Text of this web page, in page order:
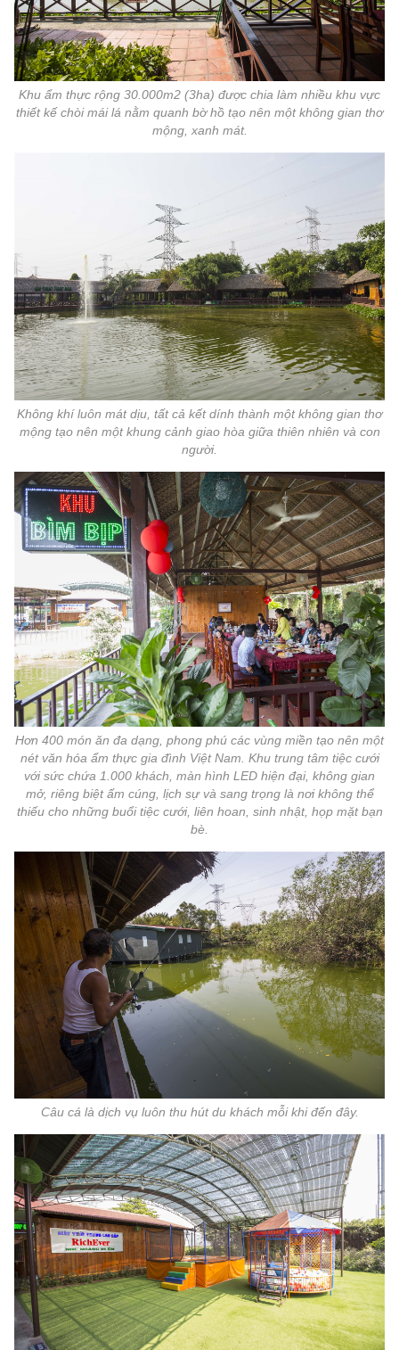
Khu ẩm thực rộng 30.000m2 (3ha) được chia làm nhiều khu vực
thiết kế chòi mái lá nằm quanh bờ hồ tạo nên một không gian thơ
mộng, xanh mát.
Không khí luôn mát dịu, tất cả kết dính thành một không gian thơ
mộng tạo nên một khung cảnh giao hòa giữa thiên nhiên và con
người.
Hơn 400 món ăn đa dạng, phong phú các vùng miền tạo nên một
nét văn hóa ẩm thực gia đình Việt Nam. Khu trung tâm tiệc cưới
với sức chứa 1.000 khách, màn hình LED hiện đại, không gian
mở, riêng biệt ấm cúng, lịch sự và sang trọng là nơi không thể
thiếu cho những buổi tiệc cưới, liên hoan, sinh nhật, họp mặt bạn
bè.
Câu cá là dịch vụ luôn thu hút du khách mỗi khi đến đây.